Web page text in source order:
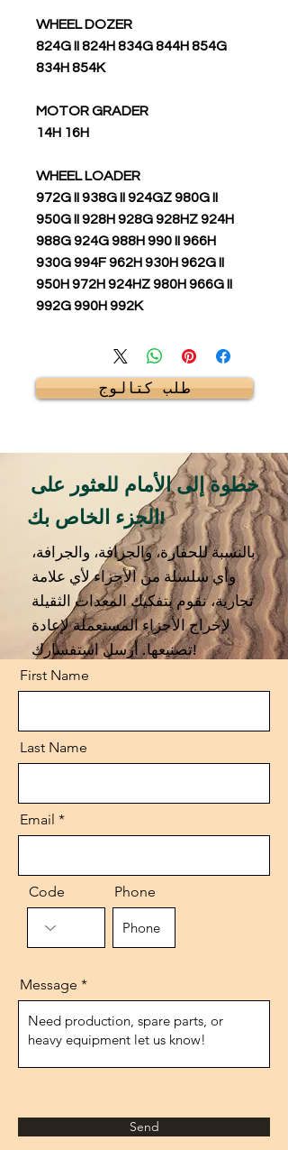
WHEEL DOZER
824G II 824H 834G 844H 854G
834H 854K
MOTOR GRADER
14H 16H
WHEEL LOADER
972G II 938G II 924GZ 980G II
950G II 928H 928G 928HZ 924H
988G 924G 988H 990 II 966H
930G 994F 962H 930H 962G II
950H 972H 924HZ 980H 966G II
992G 990H 992K
طلب كتالوج
خطوة إلى الأمام للعثور على
الجزء الخاص بك!
بالنسبة للحفارة، والجرافة، والجرافة،
وأي سلسلة من الأجزاء لأي علامة
تجارية، نقوم بتفكيك المعدات الثقيلة
لإخراج الأجزاء المستعملة لإعادة
تصنيعها. أرسل استفسارك!
First Name
Last Name
Email
Code Phone
Message
Send